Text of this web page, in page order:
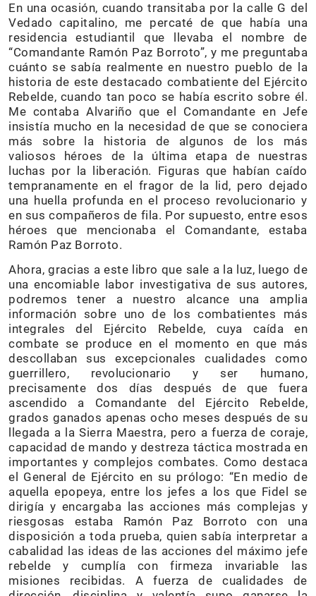
En una ocasión, cuando transitaba por la calle G del
Vedado capitalino, me percaté de que había una
residencia estudiantil que llevaba el nombre de
“Comandante Ramón Paz Borroto”, y me preguntaba
cuánto se sabía realmente en nuestro pueblo de la
historia de este destacado combatiente del Ejército
Rebelde, cuando tan poco se había escrito sobre él.
Me contaba Alvariño que el Comandante en Jefe
insistía mucho en la necesidad de que se conociera
más sobre la historia de algunos de los más
valiosos héroes de la última etapa de nuestras
luchas por la liberación. Figuras que habían caído
tempranamente en el fragor de la lid, pero dejado
una huella profunda en el proceso revolucionario y
en sus compañeros de fila. Por supuesto, entre esos
héroes que mencionaba el Comandante, estaba
Ramón Paz Borroto.
Ahora, gracias a este libro que sale a la luz, luego de
una encomiable labor investigativa de sus autores,
podremos tener a nuestro alcance una amplia
información sobre uno de los combatientes más
integrales del Ejército Rebelde, cuya caída en
combate se produce en el momento en que más
descollaban sus excepcionales cualidades como
guerrillero, revolucionario y ser humano,
precisamente dos días después de que fuera
ascendido a Comandante del Ejército Rebelde,
grados ganados apenas ocho meses después de su
llegada a la Sierra Maestra, pero a fuerza de coraje,
capacidad de mando y destreza táctica mostrada en
importantes y complejos combates. Como destaca
el General de Ejército en su prólogo: “En medio de
aquella epopeya, entre los jefes a los que Fidel se
dirigía y encargaba las acciones más complejas y
riesgosas estaba Ramón Paz Borroto con una
disposición a toda prueba, quien sabía interpretar a
cabalidad las ideas de las acciones del máximo jefe
rebelde y cumplía con firmeza invariable las
misiones recibidas. A fuerza de cualidades de